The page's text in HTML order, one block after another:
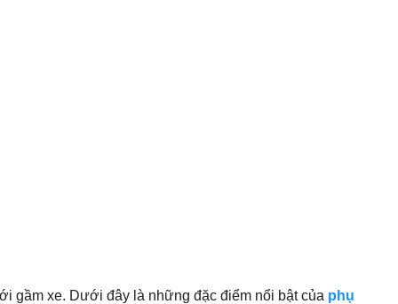
gầm xe. Dưới đây là những đặc điểm nổi bật của phụ